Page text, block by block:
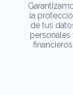
la
de tus
personales
financieros.